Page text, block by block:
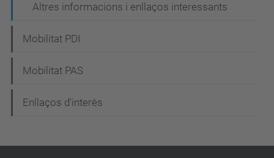
Altres informacions i enllaços interessants
Mobilitat PDI
Mobilitat PAS
Enllaços d'interès